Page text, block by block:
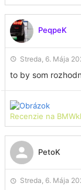
PeqpeK
Streda, 6. Mája
to by som
Recenzie na
PetoK
Streda, 6. Mája